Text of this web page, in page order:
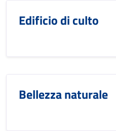
Edificio di culto
Bellezza naturale